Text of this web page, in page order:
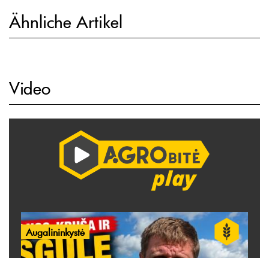
Ähnliche Artikel
Video
Augalininkystė